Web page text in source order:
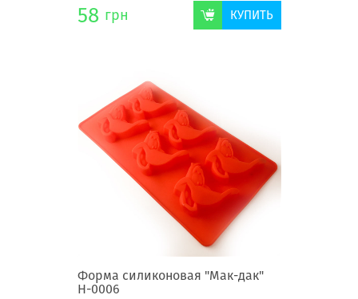
58 грн КУПИТЬ
Форма силиконовая "Мак-дак"
Н-0006